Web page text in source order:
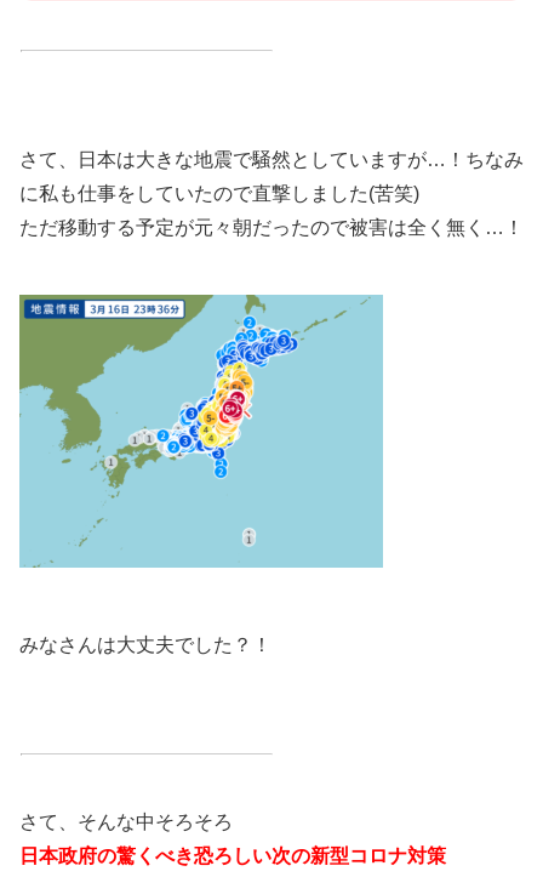
さて、日本は大きな地震で騒然としていますが…！ちなみ
に私も仕事をしていたので直撃しました(苦笑)
ただ移動する予定が元々朝だったので被害は全く無く…！
みなさんは大丈夫でした？！
さて、そんな中そろそろ
日本政府の驚くべき恐ろしい次の新型コロナ対策